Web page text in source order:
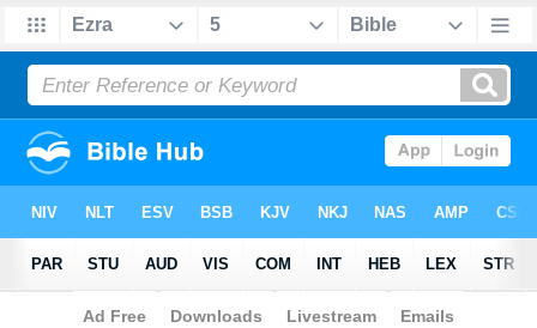
Bible>WLC> Ezra 5